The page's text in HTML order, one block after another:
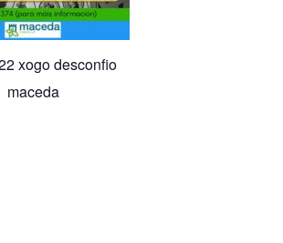
xogo desconfio
maceda